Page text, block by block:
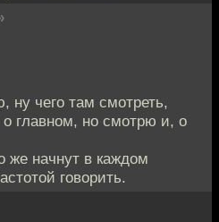
ну чего там смотреть,
главном, но смотрю и, о
же начнут в каждом
говорить.